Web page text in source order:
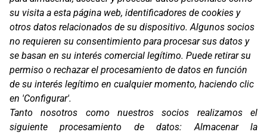
su visita a esta página web, identificadores de cookies y
otros datos relacionados de su dispositivo. Algunos socios
no requieren su consentimiento para procesar sus datos y
se basan en su interés comercial legítimo. Puede retirar su
permiso o rechazar el procesamiento de datos en función
de su interés legítimo en cualquier momento, haciendo clic
en 'Configurar'.
Tanto nosotros como nuestros socios realizamos el
siguiente procesamiento de datos:Almacenar la